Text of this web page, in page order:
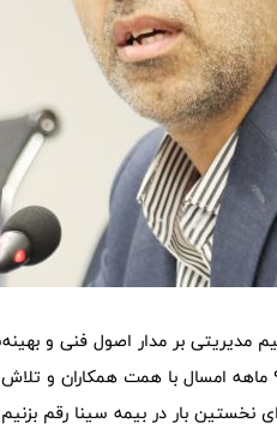
مدیریتی بر مدار اصول فنی و
نخستین بار در بیمه سینا رقم